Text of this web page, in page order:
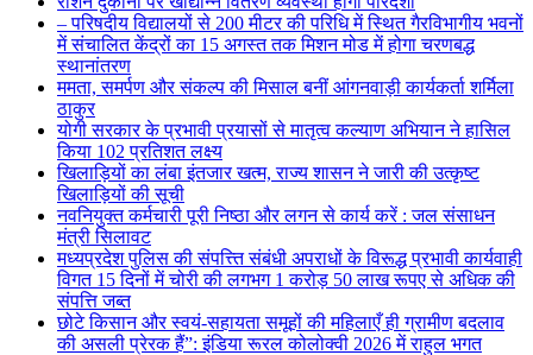
– परिषदीय विद्यालयों से 200 मीटर की परिधि में स्थित गैरविभागीय भवनों
में संचालित केंद्रों का 15 अगस्त तक मिशन मोड में होगा चरणबद्ध
स्थानांतरण
ममता, समर्पण और संकल्प की मिसाल बनीं आंगनवाड़ी कार्यकर्ता शर्मिला
ठाकुर
योगी सरकार के प्रभावी प्रयासों से मातृत्व कल्याण अभियान ने हासिल
किया 102 प्रतिशत लक्ष्य
खिलाड़ियों का लंबा इंतजार खत्म, राज्य शासन ने जारी की उत्कृष्ट
खिलाड़ियों की सूची
नवनियुक्त कर्मचारी पूरी निष्ठा और लगन से कार्य करें : जल संसाधन
मंत्री सिलावट
मध्यप्रदेश पुलिस की संपत्त्ति संबंधी अपराधों के विरूद्ध प्रभावी कार्यवाही
विगत 15 दिनों में चोरी की लगभग 1 करोड़ 50 लाख रूपए से अधिक की
संपत्ति जब्‍त
छोटे किसान और स्वयं-सहायता समूहों की महिलाएँ ही ग्रामीण बदलाव
की असली प्रेरक हैं”: इंडिया रूरल कोलोक्वी 2026 में राहुल भगत